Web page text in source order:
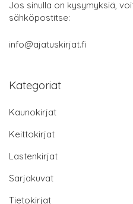
Jos sinulla on kysymyksiä,
sähköpostitse:
info@ajatuskirjat.fi
Kategoriat
Kaunokirjat
Keittokirjat
Lastenkirjat
Sarjakuvat
Tietokirjat